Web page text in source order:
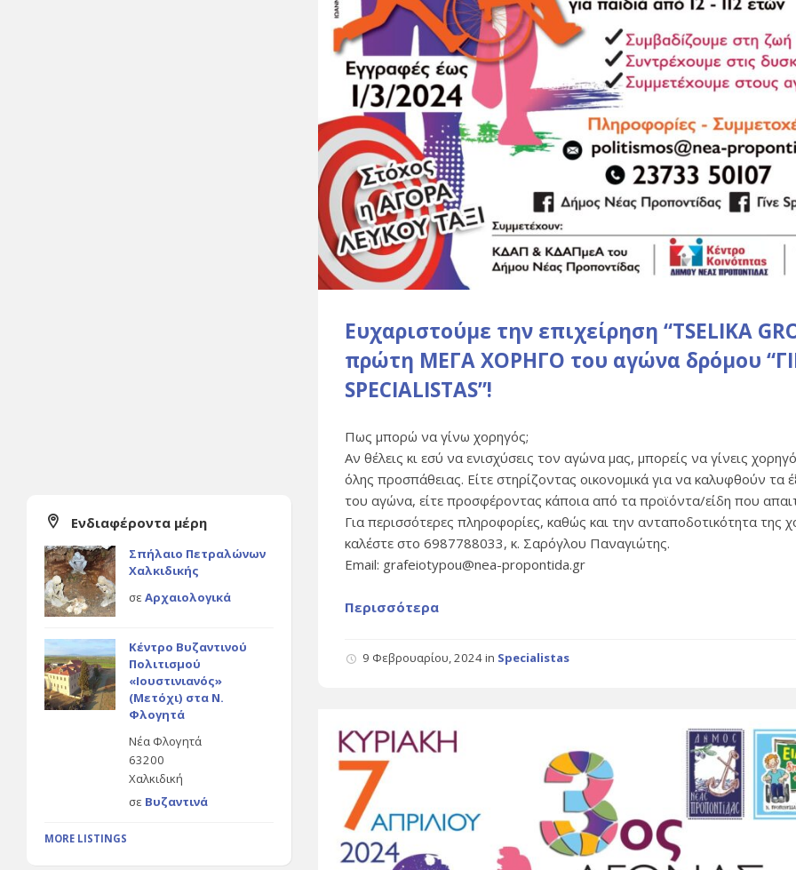
Ευχαριστούμε την επιχείρηση “TSELIKA
πρώτη ΜΕΓΑ ΧΟΡΗΓΟ του αγώνα δρόμου
SPECIALISTAS”!
Πως μπορώ να γίνω χορηγός;
Αν θέλεις κι εσύ να ενισχύσεις τον αγώνα μας, μπορείς να γίνεις
όλης προσπάθειας. Είτε στηρίζοντας οικονομικά για να καλυφθούν τα
του αγώνα, είτε προσφέροντας κάποια από τα προϊόντα/είδη που
Για περισσότερες πληροφορίες, καθώς και την ανταποδοτικότητα της
καλέστε στο 6987788033, κ. Σαρόγλου Παναγιώτης.
Email: grafeiotypou@nea-propontida.gr
Περισσότερα
9 Φεβρουαρίου, 2024in Specialistas
Ενδιαφέροντα μέρη
Σπήλαιο Πετραλώνων
Χαλκιδικής
σε Αρχαιολογικά
Κέντρο Βυζαντινού
Πολιτισμού
«Ιουστινιανός»
(Μετόχι) στα Ν.
Φλογητά
Νέα Φλογητά
63200
Χαλκιδική
σε Βυζαντινά
MORE LISTINGS